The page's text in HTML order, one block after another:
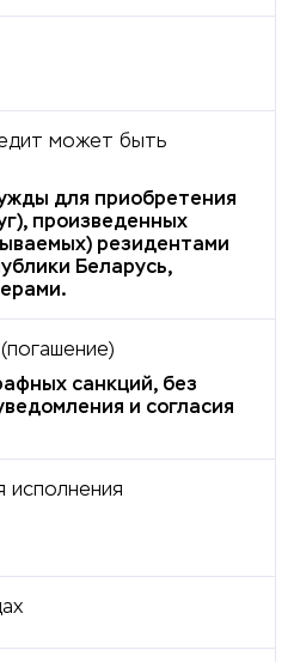
может быть
для приобретения
произведенных
резидентами
Беларусь,
санкций, без
и согласия
исполнения